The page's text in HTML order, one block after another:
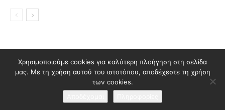
Διαφημιστείτε στο Polis Magazino
Όροι χρήσης & Πολιτική Προστασίας Προσωπικών Δεδομένων
Επικοινωνία
© 2026 Κατασκευή ιστοσελίδαςidees creative marketing
Χρησιμοποιούμε cookies για καλύτερη πλοήγηση στη σελίδα
μας. Με τη χρήση αυτού του ιστοτόπου, αποδέχεστε τη χρήση
των cookies.